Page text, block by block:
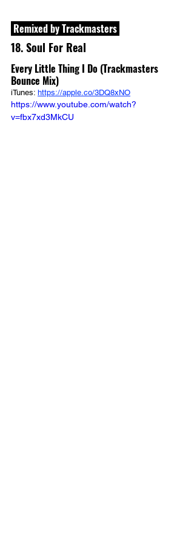
Remixed by Trackmasters
18. Soul For Real
Every Little Thing I Do (Trackmasters
Bounce Mix)
iTunes: https://apple.co/3DQ8xNO
https://www.youtube.com/watch?
v=fbx7xd3MkCU